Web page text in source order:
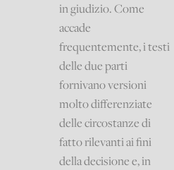
in giudizio. Come
accade
frequentemente, i testi
delle due parti
fornivano versioni
molto differenziate
delle circostanze di
fatto rilevanti ai fini
della decisione e, in